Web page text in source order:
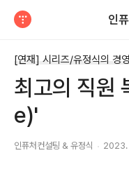
인
[연재] 시리즈/유정식의 경
최고의 직원
e)'
인퓨처컨설팅 & 유정식